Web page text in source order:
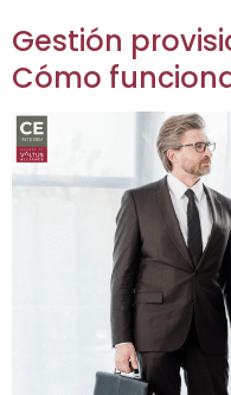
Gestión
Cómo